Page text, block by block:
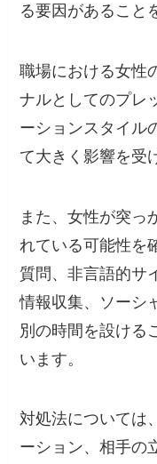
る要因があること
職場における女性
ナルとしてのプレ
ーションスタイル
て大きく影響を受
また、女性が突っ
れている可能性を
質問、非言語的サ
情報収集、ソーシ
別の時間を設ける
います。
対処法については
ーション、相手の